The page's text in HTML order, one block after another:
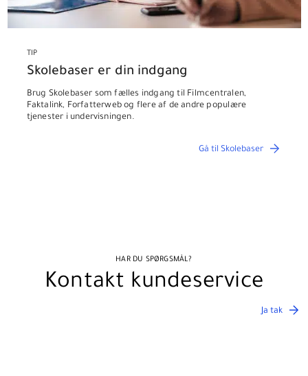
TIP
Skolebaser er din indgang
Brug Skolebaser som fælles indgang til Filmcentralen,
Faktalink, Forfatterweb og flere af de andre populære
tjenester i undervisningen.
Gå til Skolebaser
HAR DU SPØRGSMÅL?
Kontakt kundeservice
Ja tak